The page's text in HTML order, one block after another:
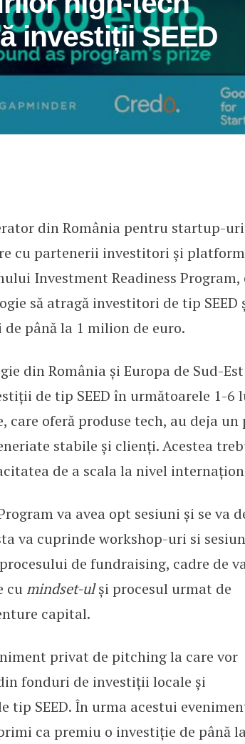
investiții SEED
dedicat
din România pentru startup-
cu partenerii investitori și
Investment Readiness Program,
să atragă investitori de tip SEED
până la 1 milion de euro.
din România și Europa de Sud-Est
de tip SEED în următoarele 1-6
oferă produse tech, au deja un
stabile și clienți. Acestea
de a scala la nivel
va avea opt sesiuni și se va
va cuprinde workshop-uri si
de fundraising, cadre de
cu mindset-ulși procesul urmat de
capital.
privat de pitching la care vor
fonduri de investiții locale și
SEED. În urma acestui
ca premiu o investiție de până la